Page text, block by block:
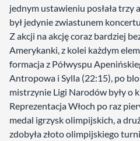
jednym ustawieniu posłała trzy
był jedynie zwiastunem
Z akcji na akcję coraz bardziej
Amerykanki, z kolei każdym
formacja z Półwyspu
Antropowa i Sylla (22:15), po
mistrzynie Ligi Narodów były o
Reprezentacja Włoch po raz
medal igrzysk olimpijskich, a
zdobyła złoto olimpijskiego